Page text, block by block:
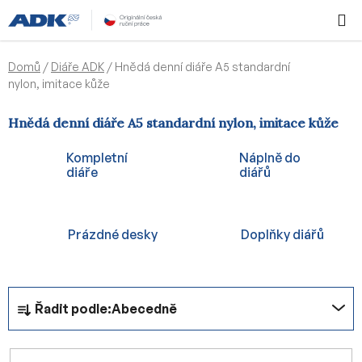
na
obsah
KOŠÍK
Domů / Diáře ADK / Hnědá denní diáře A5 standardní
nylon, imitace kůže
Hnědá denní diáře A5 standardní nylon, imitace kůže
Kompletní
diáře
Náplně do
diářů
Prázdné desky Doplňky diářů
Ř
z
Řadit podle:Abecedně